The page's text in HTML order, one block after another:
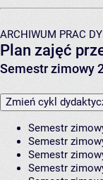
ARCHIWUM PRAC
Plan zajęć
Semestr zimowy
Zmień cykl
Semestr
Semestr
Semestr
Semestr